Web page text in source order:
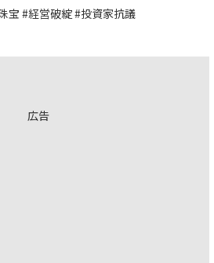
宝 #経営破綻 #投資家抗議
広告